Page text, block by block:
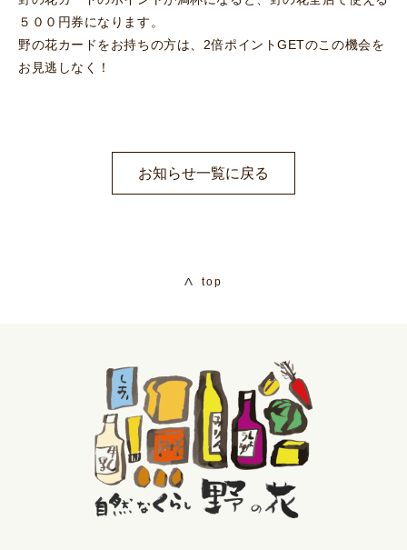
５００円券になります。
野の花カードをお持ちの方は、2倍ポイントGETのこの機会を
お見逃しなく！
お知らせ一覧に戻る
top